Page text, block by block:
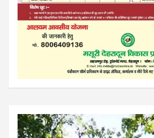
Video
Player